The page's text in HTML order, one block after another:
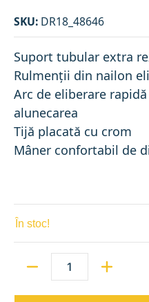
SKU: DR18_48646
Suport tubular extra
Rulmenții din nailon
Arc de eliberare
alunecarea
Tijă placată cu crom
Mâner confortabil de
În stoc!